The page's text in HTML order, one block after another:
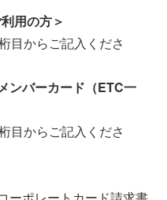
用の方＞
目からご記入くださ
ンバーカード（ETC一
目からご記入くださ